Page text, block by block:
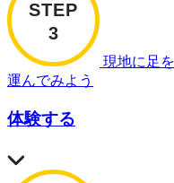
現地に足を
運んでみよう
体験する